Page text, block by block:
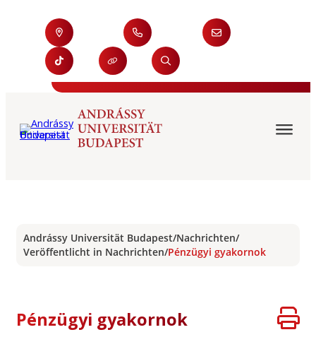
Andrássy Universität Budapest/Nachrichten/
Veröffentlicht in Nachrichten/Pénzügyi gyakornok
Pénzügyi gyakornok